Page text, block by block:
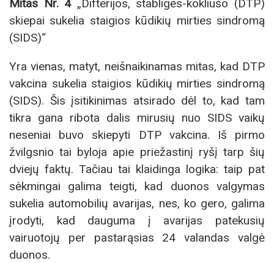
Mitas Nr. 4„Difterijos, stabligės-kokliušo (DTP)
skiepai sukelia staigios kūdikių mirties sindromą
(SIDS)“
Yra vienas, matyt, neišnaikinamas mitas, kad DTP
vakcina sukelia staigios kūdikių mirties sindromą
(SIDS). Šis įsitikinimas atsirado dėl to, kad tam
tikra gana ribota dalis mirusių nuo SIDS vaikų
neseniai buvo skiepyti DTP vakcina. Iš pirmo
žvilgsnio tai byloja apie priežastinį ryšį tarp šių
dviejų faktų. Tačiau tai klaidinga logika: taip pat
sėkmingai galima teigti, kad duonos valgymas
sukelia automobilių avarijas, nes, ko gero, galima
įrodyti, kad dauguma į avarijas patekusių
vairuotojų per pastarąsias 24 valandas valgė
duonos.